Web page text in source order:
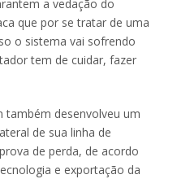
a vedação do
que por se tratar de uma
o sistema vai sofrendo
tem de cuidar, fazer
também desenvolveu um
de sua linha de
de perda, de acordo
e exportação da